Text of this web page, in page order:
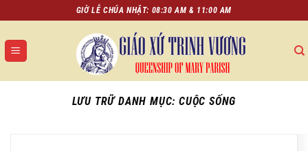
đến
nội
dung
GIỜ LỄ CHÚA NHẬT: 08:30 AM & 11:00 AM
LƯU TRỮ DANH MỤC:CUỘC SỐNG